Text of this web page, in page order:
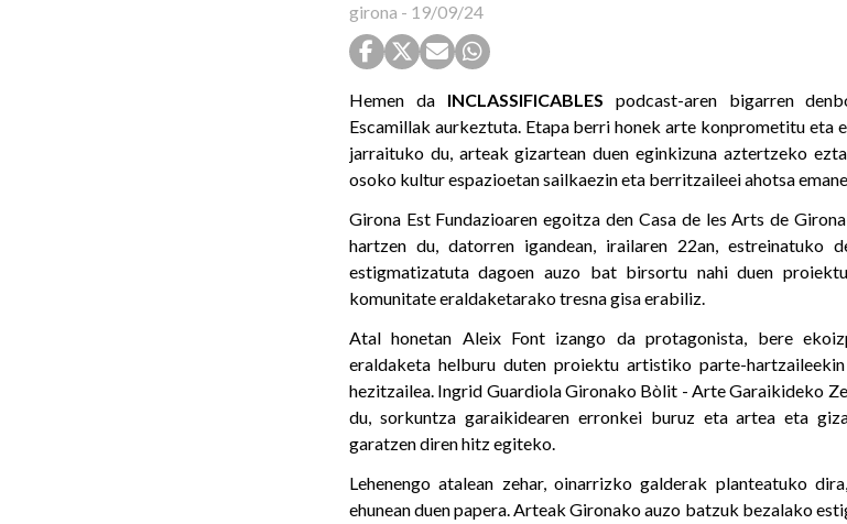
girona - 19/09/24
Hemen da INCLASSIFICABLES podcast-aren bigarren
Escamillak aurkeztuta. Etapa berri honek arte konprometitu eta
jarraituko du, arteak gizartean duen eginkizuna aztertzeko
osoko kultur espazioetan sailkaezin eta berritzaileei ahotsa
Girona Est Fundazioaren egoitza den Casa de les Arts de
hartzen du, datorren igandean, irailaren 22an, estreinatuko
estigmatizatuta dagoen auzo bat birsortu nahi duen
komunitate eraldaketarako tresna gisa erabiliz.
Atal honetan Aleix Font izango da protagonista, bere
eraldaketa helburu duten proiektu artistiko parte-
hezitzailea. Ingrid Guardiola Gironako Bòlit - Arte Garaikideko
du, sorkuntza garaikidearen erronkei buruz eta artea eta
garatzen diren hitz egiteko.
Lehenengo atalean zehar, oinarrizko galderak planteatuko
ehunean duen papera. Arteak Gironako auzo batzuk bezalako